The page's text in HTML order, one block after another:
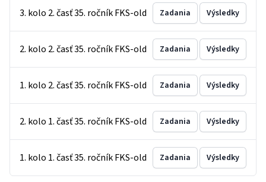
3. kolo 2. časť 35. ročník FKS-old Zadania Výsledky
2. kolo 2. časť 35. ročník FKS-old Zadania Výsledky
1. kolo 2. časť 35. ročník FKS-old Zadania Výsledky
2. kolo 1. časť 35. ročník FKS-old Zadania Výsledky
1. kolo 1. časť 35. ročník FKS-old Zadania Výsledky